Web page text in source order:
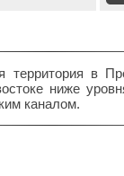
в
ниже
каналом.